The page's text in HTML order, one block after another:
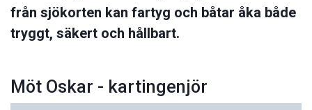
från sjökorten kan fartyg och båtar åka både
tryggt, säkert och hållbart.
Möt Oskar - kartingenjör